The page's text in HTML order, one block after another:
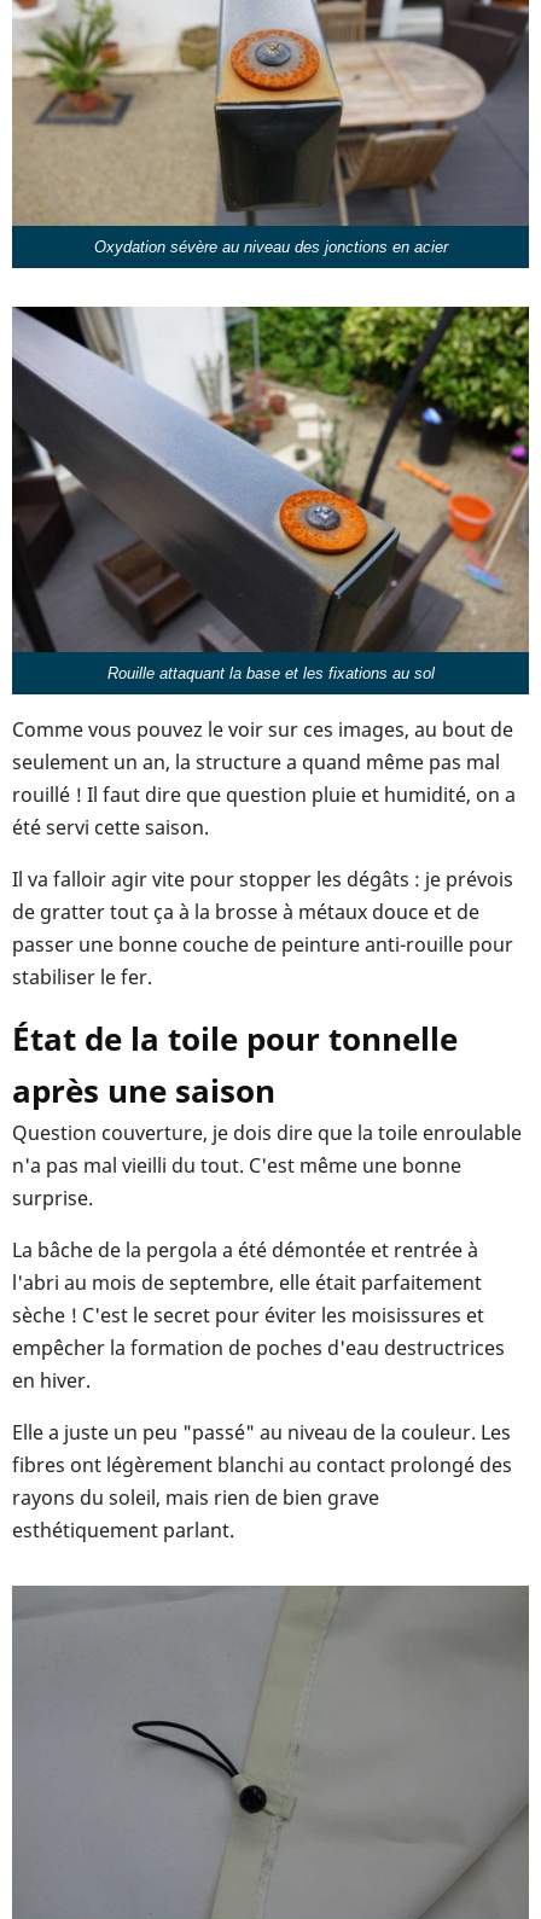
Oxydation sévère au niveau des jonctions en acier
Rouille attaquant la base et les fixations au sol
Comme vous pouvez le voir sur ces images, au bout de
seulement un an, la structure a quand même pas mal
rouillé ! Il faut dire que question pluie et humidité, on a
été servi cette saison.
Il va falloir agir vite pour stopper les dégâts : je prévois
de gratter tout ça à la brosse à métaux douce et de
passer une bonne couche de peinture anti-rouille pour
stabiliser le fer.
État de la toile pour tonnelle
après une saison
Question couverture, je dois dire que la toile enroulable
n'a pas mal vieilli du tout. C'est même une bonne
surprise.
La bâche de la pergola a été démontée et rentrée à
l'abri au mois de septembre, elle était parfaitement
sèche ! C'est le secret pour éviter les moisissures et
empêcher la formation de poches d'eau destructrices
en hiver.
Elle a juste un peu "passé" au niveau de la couleur. Les
fibres ont légèrement blanchi au contact prolongé des
rayons du soleil, mais rien de bien grave
esthétiquement parlant.